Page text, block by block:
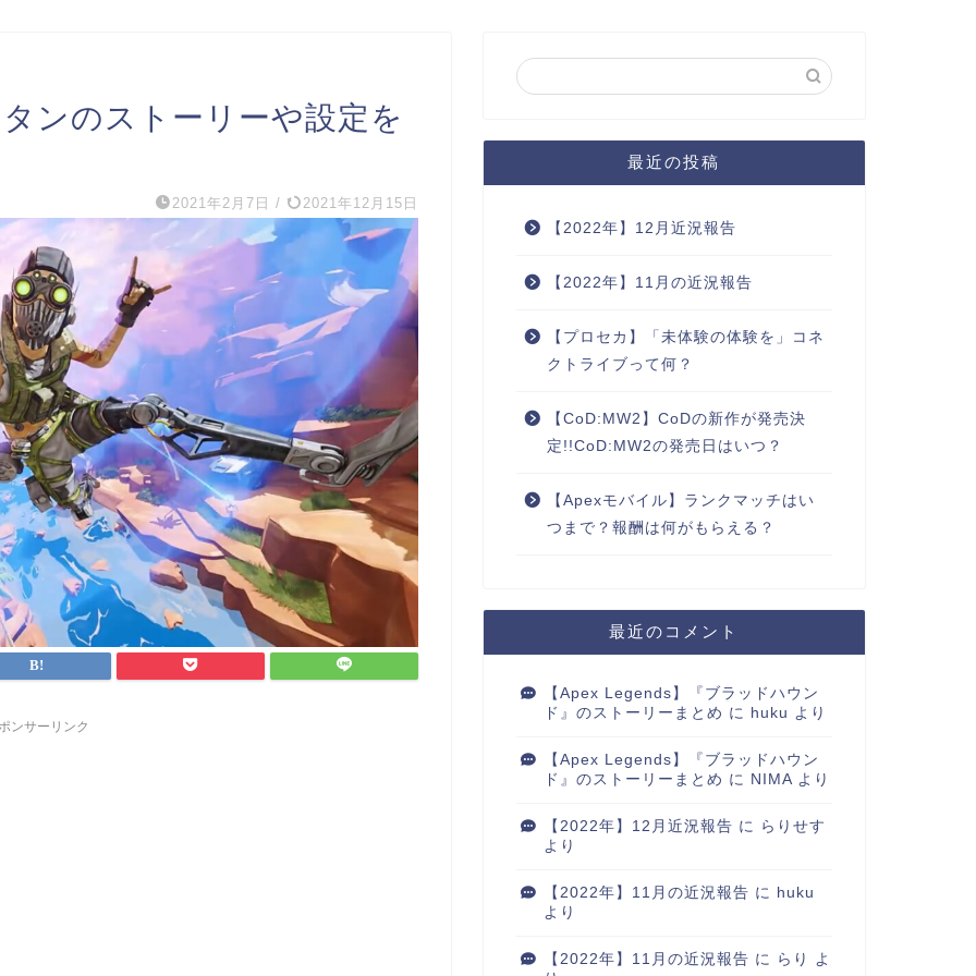
ンのストーリーや設定を
2021年2月7日 / 2021年12月15日
ンサーリンク
最近の投稿
【2022年】12月近況報告
【2022年】11月の近況報告
【プロセカ】「未体験の体験を」コネ
クトライブって何？
【CoD:MW2】CoDの新作が発売決
定!!CoD:MW2の発売日はいつ？
【Apexモバイル】ランクマッチはい
つまで？報酬は何がもらえる？
最近のコメント
【Apex Legends】『ブラッドハウン
ド』のストーリーまとめ に huku より
【Apex Legends】『ブラッドハウン
ド』のストーリーまとめ に NIMAより
【2022年】12月近況報告 に らりせす
より
【2022年】11月の近況報告 に huku
より
【2022年】11月の近況報告 に らり
よ